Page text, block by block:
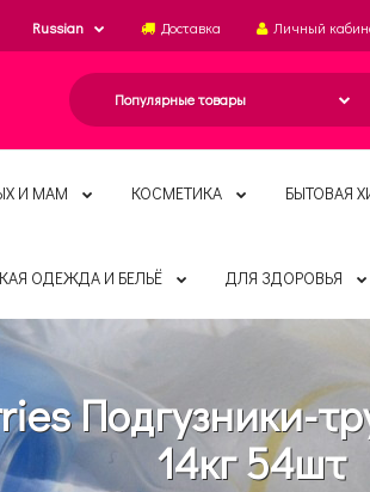
Russian Доставка Личный
И МАМ КОСМЕТИКА БЫТОВАЯ
ОДЕЖДА И БЕЛЬЁ ДЛЯ ЗДОРОВЬЯ
Подгузники-
14кг 54шт